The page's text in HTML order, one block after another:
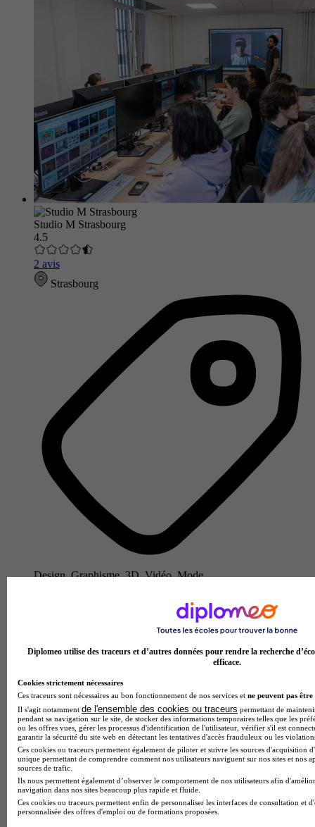
Studio M Strasbourg
4.5
2 avis
Strasbourg
Design, Graphisme, 3D, Vidéo, Mode
Diplomeo utilise des traceurs et d’autres données pour rendre la recherche
efficace.
Cookies strictement nécessaires
Ces traceurs sont nécessaires au bon fonctionnement de nos services et ne peuvent pas être
Il s'agit notamment de l'ensemble des cookies ou traceurs permettant de
pendant sa navigation sur le site, de stocker des informations temporaires telles que les
ou les offres vues, gérer les processus d'identification de l'utilisateur, vérifier s'il est
garantir la sécurité du site web en détectant les tentatives d'accès frauduleux ou les
Ces cookies ou traceurs permettent également de piloter et suivre les sources d'acquisition
unique permettant de comprendre comment nos utilisateurs naviguent sur nos sites et nos
sources de trafic.
Ils nous permettent également d’observer le comportement de nos utilisateurs afin
navigation dans nos sites beaucoup plus rapide et fluide.
Ces cookies ou traceurs permettent enfin de personnaliser les interfaces de consultation et
personnalisée des offres d'emploi ou de formations proposées.